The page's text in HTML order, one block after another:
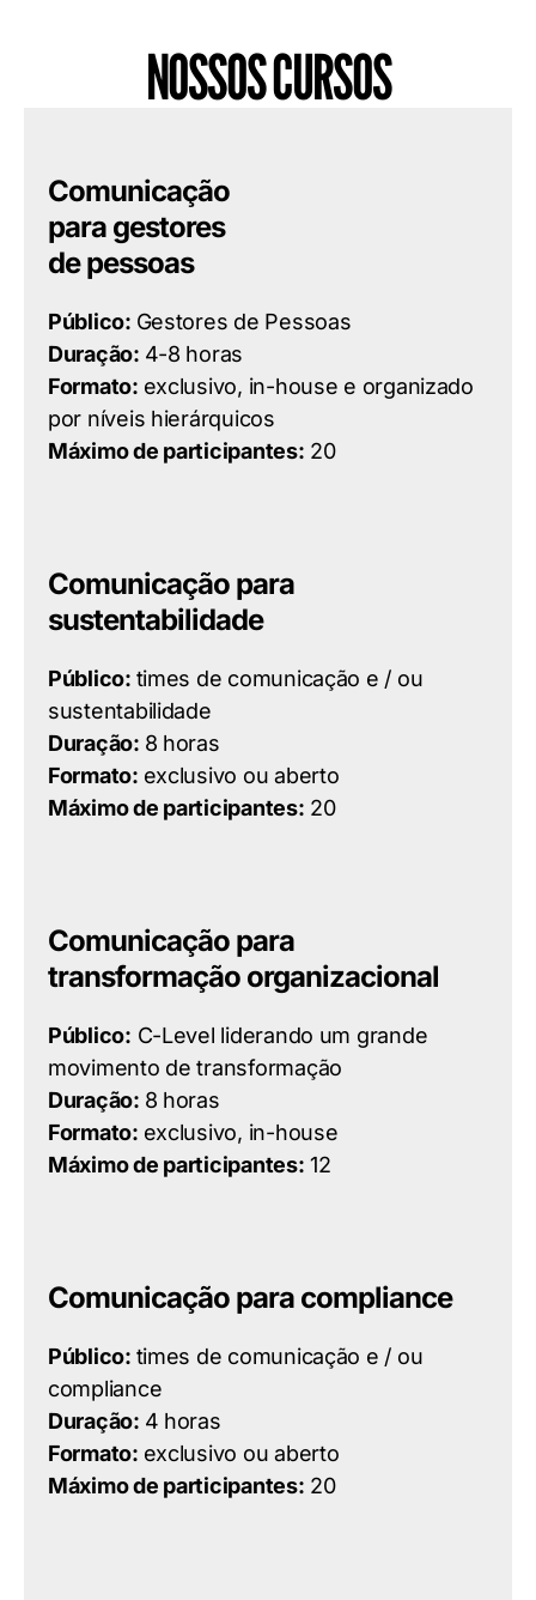
NOSSOS CURSOS
Comunicação
para gestores
de pessoas
Público: Gestores de Pessoas
Duração: 4-8 horas
Formato: exclusivo, in-house e organizado
por níveis hierárquicos
Máximo de participantes: 20
Comunicação para
sustentabilidade
Público: times de comunicação e / ou
sustentabilidade
Duração: 8 horas
Formato: exclusivo ou aberto
Máximo de participantes: 20
Comunicação para
transformação organizacional
Público: C-Level liderando um grande
movimento de transformação
Duração: 8 horas
Formato: exclusivo, in-house
Máximo de participantes: 12
Comunicação para compliance
Público: times de comunicação e / ou
compliance
Duração: 4 horas
Formato: exclusivo ou aberto
Máximo de participantes: 20